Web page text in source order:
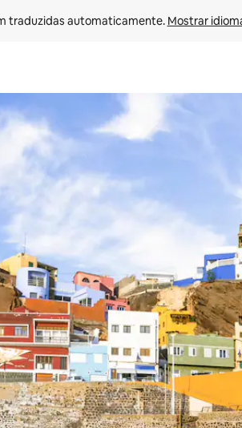
traduzidas automaticamente. Mostrar
cima e para baixo do teclado ou tocando